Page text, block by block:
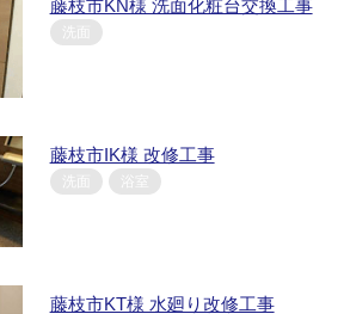
藤枝市KN様 洗面化粧台交換工事
藤枝市IK様 改修工事
浴室
藤枝市KT様 水廻り改修工事